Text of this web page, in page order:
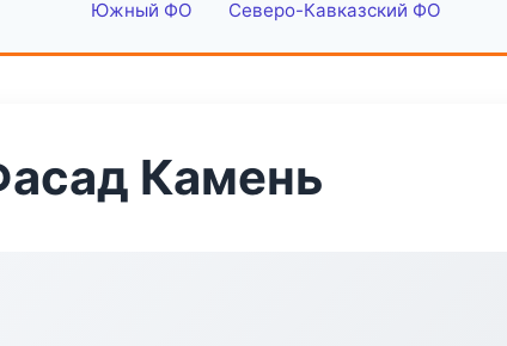
Южный ФО Северо-Кавказский ФО
Камень